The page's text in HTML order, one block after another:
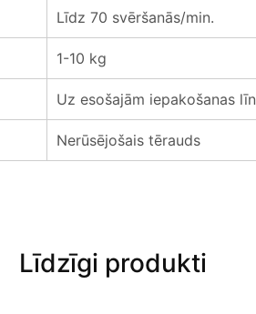
Līdz 70 svēršanās/min.
1-10 kg
Uz esošajām iepakošanas
Nerūsējošais tērauds
Līdzīgi produkti